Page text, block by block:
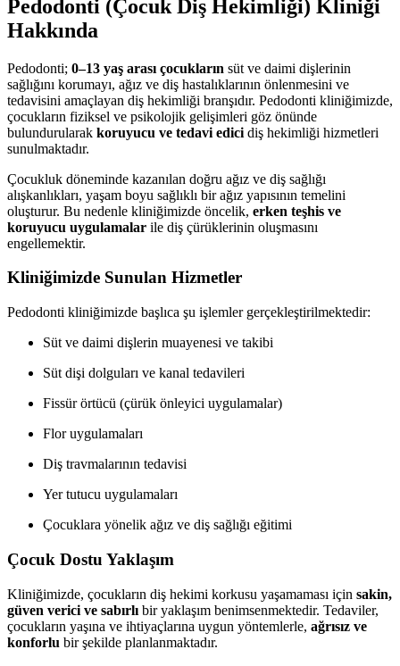
Pedodonti (Çocuk Diş Hekimliği) Kliniği
Hakkında
Pedodonti; 0–13 yaş arası çocukların süt ve daimi dişlerinin
sağlığını korumayı, ağız ve diş hastalıklarının önlenmesini ve
tedavisini amaçlayan diş hekimliği branşıdır. Pedodonti kliniğimizde,
çocukların fiziksel ve psikolojik gelişimleri göz önünde
bulundurularak koruyucu ve tedavi edici diş hekimliği hizmetleri
sunulmaktadır.
Çocukluk döneminde kazanılan doğru ağız ve diş sağlığı
alışkanlıkları, yaşam boyu sağlıklı bir ağız yapısının temelini
oluşturur. Bu nedenle kliniğimizde öncelik, erken teşhis ve
koruyucu uygulamalar ile diş çürüklerinin oluşmasını
engellemektir.
Kliniğimizde Sunulan Hizmetler
Pedodonti kliniğimizde başlıca şu işlemler gerçekleştirilmektedir:
Süt ve daimi dişlerin muayenesi ve takibi
Süt dişi dolguları ve kanal tedavileri
Fissür örtücü (çürük önleyici uygulamalar)
Flor uygulamaları
Diş travmalarının tedavisi
Yer tutucu uygulamaları
Çocuklara yönelik ağız ve diş sağlığı eğitimi
Çocuk Dostu Yaklaşım
Kliniğimizde, çocukların diş hekimi korkusu yaşamaması için sakin,
güven verici ve sabırlı bir yaklaşım benimsenmektedir. Tedaviler,
çocukların yaşına ve ihtiyaçlarına uygun yöntemlerle, ağrısız ve
konforlu bir şekilde planlanmaktadır.